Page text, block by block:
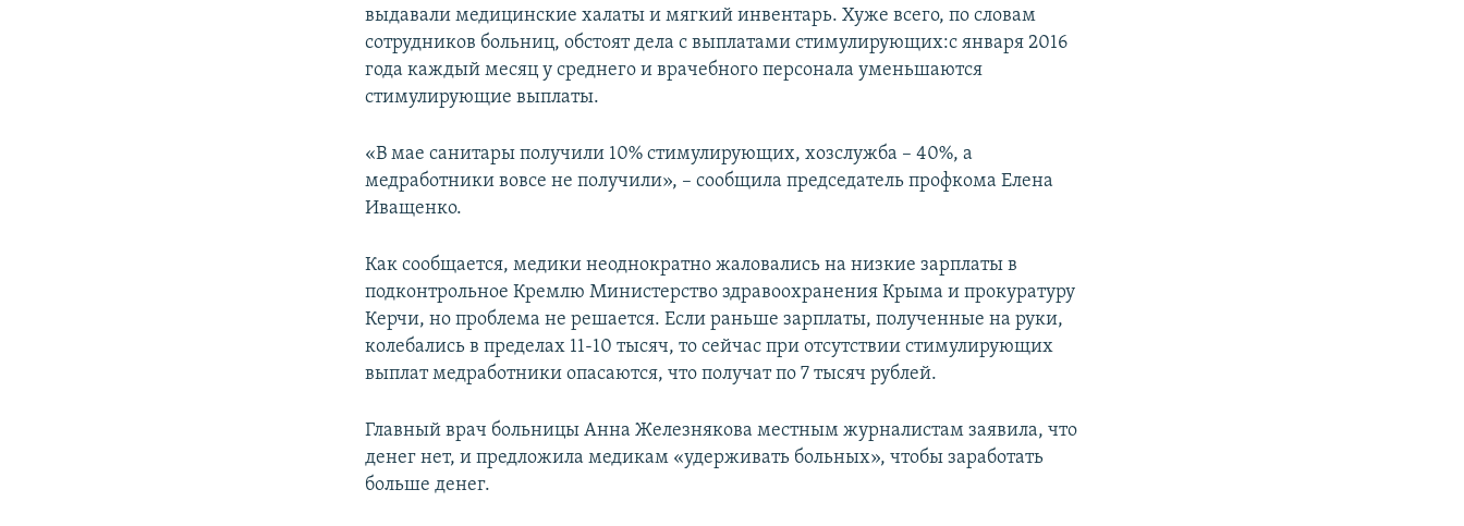
выдавали медицинские халаты и мягкий инвентарь. Хуже всего, по словам
сотрудников больниц, обстоят дела с выплатами стимулирующих:с января 2016
года каждый месяц у среднего и врачебного персонала уменьшаются
стимулирующие выплаты.
«В мае санитары получили 10% стимулирующих, хозслужба – 40%, а
медработники вовсе не получили», – сообщила председатель профкома Елена
Иващенко.
Как сообщается, медики неоднократно жаловались на низкие зарплаты в
подконтрольное Кремлю Министерство здравоохранения Крыма и прокуратуру
Керчи, но проблема не решается. Если раньше зарплаты, полученные на руки,
колебались в пределах 11-10 тысяч, то сейчас при отсутствии стимулирующих
выплат медработники опасаются, что получат по 7 тысяч рублей.
Главный врач больницы Анна Железнякова местным журналистам заявила, что
денег нет, и предложила медикам «удерживать больных», чтобы заработать
больше денег.